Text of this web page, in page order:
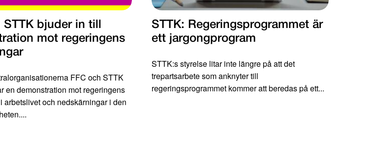
STTK bjuder in till
mot regeringens
FFC och STTK
en demonstration mot regeringens
arbetslivet och nedskärningar i den
STTK: Regeringsprogrammet är
ett jargongprogram
STTK:s styrelse litar inte längre på att det
trepartsarbete som anknyter till
regeringsprogrammet kommer att beredas på ett...